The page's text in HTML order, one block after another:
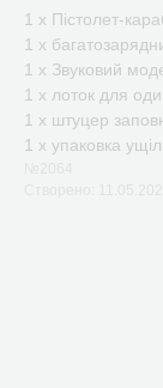
1 х Пістолет-
1 х
1 x Звуковий
1 х лоток для
1 x штуцер
1 х упаковка